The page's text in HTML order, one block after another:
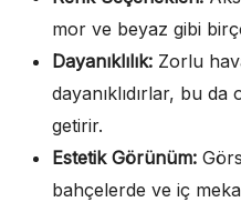
mor ve beyaz gibi
Dayanıklılık: Zorlu
dayanıklıdırlar, bu
getirir.
Estetik Görünüm:
bahçelerde ve iç